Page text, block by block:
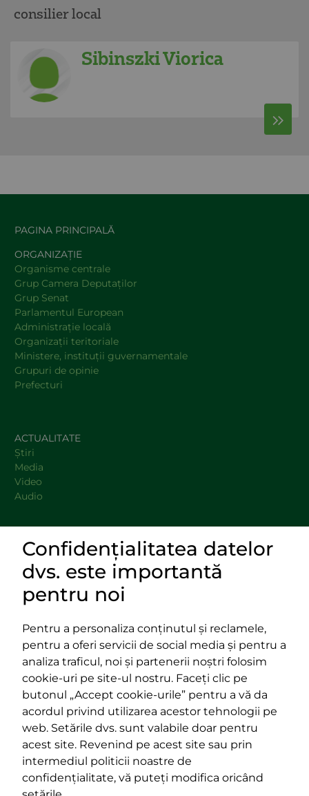
consilier local
Sibinszki Viorica
PAGINA PRINCIPALĂ
ORGANIZAȚIE
Organisme centrale
Grup Camera Deputaţilor
Grup Senat
Parlamentul European
Administraţie locală
Organizaţii teritoriale
Ministere, instituţii guvernamentale
Grupuri de opinie
Prefecturi
ACTUALITATE
Știri
Media
Video
Audio
DOCUMENTE
LINKURI UTILE
Impressum
Termeni și condiții
Platforma PPE
400029 Cluj-Napoca,
strada Cardinal Iuliu Hossu, nr.
41
tel/fax:0723 250 321
email:office@rmdsz.ro
400489 Cluj-Napoca,
strada Republicii, nr.
60
tel/fax:0264 590 758
email:
Confidențialitatea datelor
dvs. este importantă
pentru noi
Pentru a personaliza conținutul și reclamele,
pentru a oferi servicii de social media și pentru a
analiza traficul, noi și partenerii noștri folosim
cookie-uri pe site-ul nostru. Faceți clic pe
butonul „Accept cookie-urile” pentru a vă da
acordul privind utilizarea acestor tehnologii pe
web. Setările dvs. sunt valabile doar pentru
acest site. Revenind pe acest site sau prin
intermediul politicii noastre de
confidențialitate, vă puteți modifica oricând